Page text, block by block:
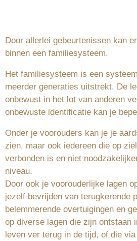
Door allerlei gebeurtenissen kan
binnen een familiesysteem.
Het familiesysteem is een
meerder generaties uitstrekt. De
onbewust in het lot van anderen
onbewuste identificatie kan je
Onder je voorouders kan je je
zien, maar ook iedereen die op
verbonden is en niet
niveau.
Door ook je voorouderlijke lagen
jezelf bevrijden van terugkerende
belemmerende overtuigingen en
op diverse lagen die zijn ontstaan
leven ver terug in de tijd, of die via